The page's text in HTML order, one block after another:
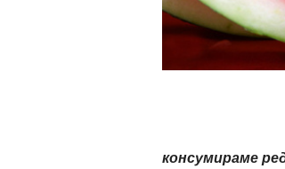
консумираме